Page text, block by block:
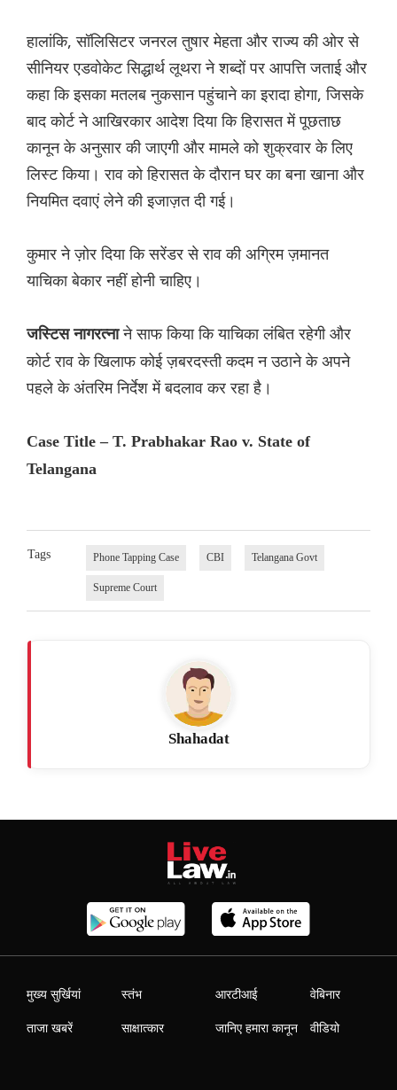
हालांकि, सॉलिसिटर जनरल तुषार मेहता और राज्य की ओर से
सीनियर एडवोकेट सिद्धार्थ लूथरा ने शब्दों पर आपत्ति जताई और
कहा कि इसका मतलब नुकसान पहुंचाने का इरादा होगा, जिसके
बाद कोर्ट ने आखिरकार आदेश दिया कि हिरासत में पूछताछ
कानून के अनुसार की जाएगी और मामले को शुक्रवार के लिए
लिस्ट किया। राव को हिरासत के दौरान घर का बना खाना और
नियमित दवाएं लेने की इजाज़त दी गई।
कुमार ने ज़ोर दिया कि सरेंडर से राव की अग्रिम ज़मानत
याचिका बेकार नहीं होनी चाहिए।
जस्टिस नागरत्नाने साफ किया कि याचिका लंबित रहेगी और
कोर्ट राव के खिलाफ कोई ज़बरदस्ती कदम न उठाने के अपने
पहले के अंतरिम निर्देश में बदलाव कर रहा है।
Case Title – T. Prabhakar Rao v. State of
Telangana
Tags Phone Tapping Case CBI Telangana Govt
Supreme Court
Shahadat
मुख्य सुर्खियां
ताजा खबरें
स्तंभ
साक्षात्कार
आरटीआई
जानिए हमारा कानून
वेबिनार
वीडियो